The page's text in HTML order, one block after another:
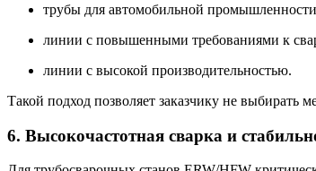
трубы для автомобильной
линии с повышенными требованиями к
линии с высокой производительностью.
Такой подход позволяет заказчику не выбирать
6. Высокочастотная сварка и